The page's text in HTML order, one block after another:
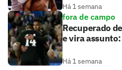
Há 1 semana
fora de campo
Recuperado
e vira
Há 1 semana